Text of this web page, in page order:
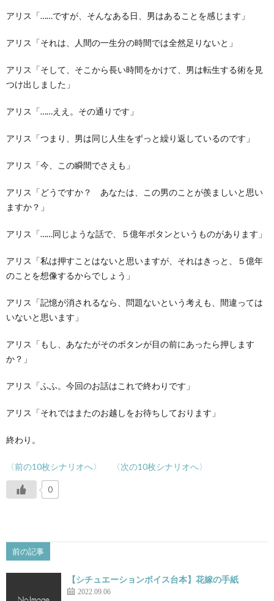
アリス「……ですが、そんなある日、男はあることを感じます」
アリス「それは、人間の一生分の時間では全然足りないと」
アリス「そして、そこから長い時間をかけて、男は転生する術を見
つけ出しました」
アリス「……ええ。その通りです」
アリス「つまり、男は同じ人生をずっと繰り返しているのです」
アリス「今、この瞬間でさえも」
アリス「どうですか？ あなたは、この男のことが羨ましいと思い
ますか？」
アリス「……同じような話で、５億年ボタンというものがあります」
アリス「私は押すことはないと思いますが、それはきっと、５億年
のことを想像するからでしょう」
アリス「記憶が消されるなら、問題ないという考えも、間違っては
いないと思います」
アリス「もし、あなたがそのボタンが目の前にあったら押します
か？」
アリス「ふふ。今回のお話はこれで終わりです」
アリス「それではまたのお越しをお待ちしております」
終わり。
〈前の10枚シナリオへ〉 〈次の10枚シナリオへ〉
0
前の記事
【シチュエーションボイス台本】花嫁の手紙
2022.09.06